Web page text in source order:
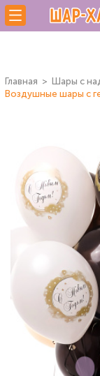
Главная
Шары с
Воздушные шары с